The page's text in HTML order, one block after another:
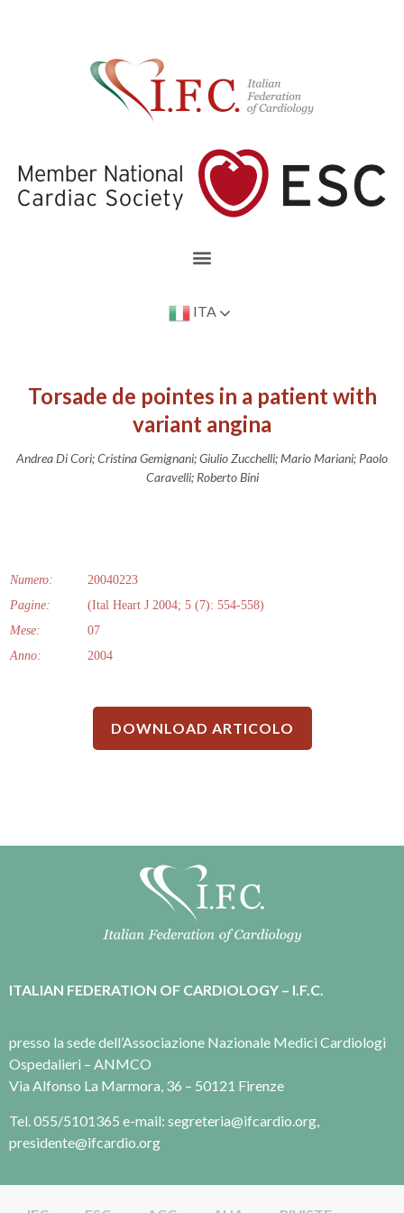
ITA
Torsade de pointes in a patient with
variant angina
Andrea Di Cori; Cristina Gemignani; Giulio Zucchelli; Mario Mariani; Paolo
Caravelli; Roberto Bini
Numero:
20040223
Pagine:
(Ital Heart J 2004; 5 (7): 554-558)
Mese:
07
Anno:
2004
DOWNLOAD ARTICOLO
ITALIAN FEDERATION OF CARDIOLOGY – I.F.C.
presso la sede dell’Associazione Nazionale Medici Cardiologi
Ospedalieri – ANMCO
Via Alfonso La Marmora, 36 – 50121 Firenze
Tel. 055/5101365 e-mail: segreteria@ifcardio.org,
presidente@ifcardio.org